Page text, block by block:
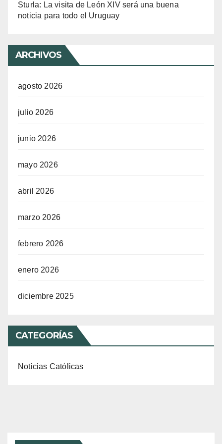
Sturla: La visita de León XIV será una buena
noticia para todo el Uruguay
ARCHIVOS
agosto 2026
julio 2026
junio 2026
mayo 2026
abril 2026
marzo 2026
febrero 2026
enero 2026
diciembre 2025
CATEGORÍAS
Noticias Católicas